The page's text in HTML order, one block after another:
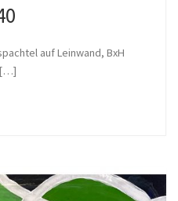
auf Leinwand, BxH
[…]